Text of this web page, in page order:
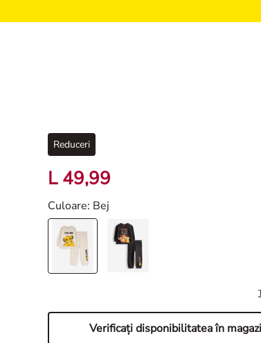
Reduceri
L 49,99
Culoare: Bej
Verificaţi disponibilitatea în